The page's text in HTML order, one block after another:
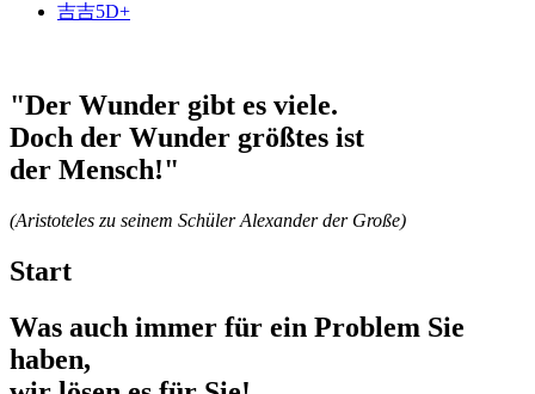
吉吉5D+
"Der Wunder gibt es viele.
Doch der Wunder größtes ist
der Mensch!"
(Aristoteles zu seinem Schüler Alexander der Große)
Start
Was auch immer für ein Problem Sie
haben,